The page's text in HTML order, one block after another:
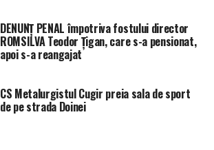
DENUNȚ PENAL împotriva fostului director
ROMSILVA Teodor Țigan, care s-a pensionat,
apoi s-a reangajat
CS Metalurgistul Cugir preia sala de sport
de pe strada Doinei